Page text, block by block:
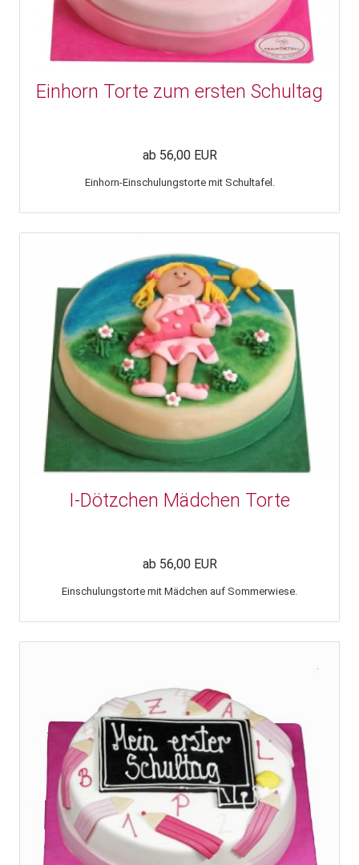
Einhorn Torte zum ersten Schultag
ab 56,00 EUR
Einhorn-Einschulungstorte mit Schultafel.
I-Dötzchen Mädchen Torte
ab 56,00 EUR
Einschulungstorte mit Mädchen auf Sommerwiese.